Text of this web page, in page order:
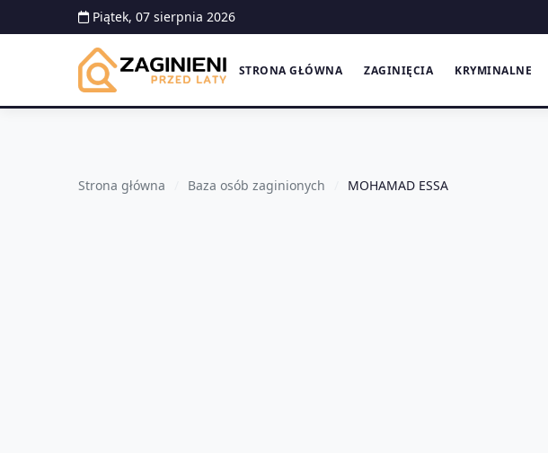
Piątek, 07 sierpnia 2026
STRONA GŁÓWNA ZAGINIĘCIA KRYMINALNE
Strona główna Baza osób zaginionych MOHAMAD ESSA